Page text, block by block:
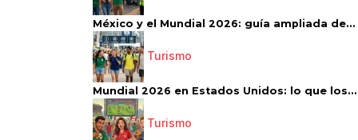
México y el Mundial 2026: guía ampliada de...
Turismo
Mundial 2026 en Estados Unidos: lo que los...
Turismo